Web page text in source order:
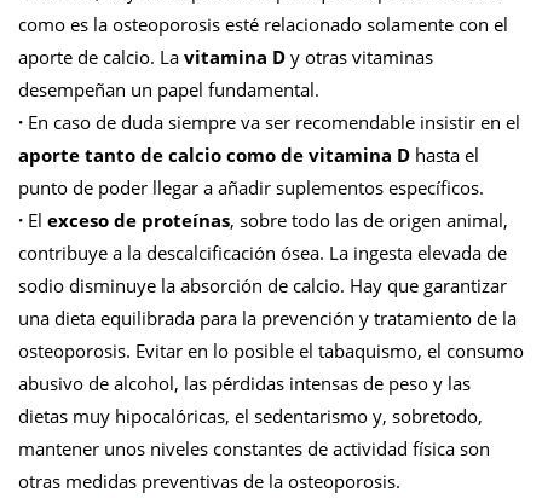
como es la osteoporosis esté relacionado solamente con el
aporte de calcio. La vitamina D y otras vitaminas
desempeñan un papel fundamental.
· En caso de duda siempre va ser recomendable insistir en el
aporte tanto de calcio como de vitamina D hasta el
punto de poder llegar a añadir suplementos específicos.
· El exceso de proteínas, sobre todo las de origen animal,
contribuye a la descalcificación ósea. La ingesta elevada de
sodio disminuye la absorción de calcio. Hay que garantizar
una dieta equilibrada para la prevención y tratamiento de la
osteoporosis. Evitar en lo posible el tabaquismo, el consumo
abusivo de alcohol, las pérdidas intensas de peso y las
dietas muy hipocalóricas, el sedentarismo y, sobretodo,
mantener unos niveles constantes de actividad física son
otras medidas preventivas de la osteoporosis.